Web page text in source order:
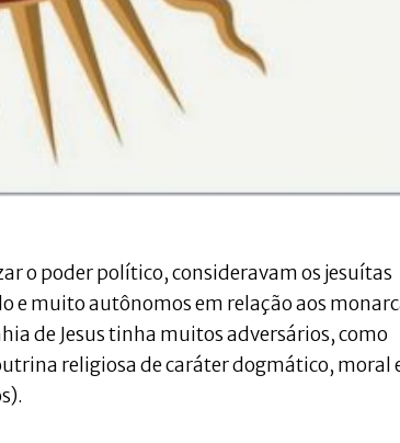
o poder político, consideravam os jesuítas
e muito autônomos em relação aos
de Jesus tinha muitos adversários, como
religiosa de caráter dogmático, moral